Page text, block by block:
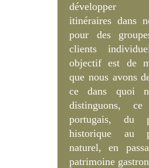
développer
itinéraires dans
pour des
clients
objectif est de
que nous avons
ce dans quoi
distinguons,
portugais, du
historique au
naturel, en
patrimoine